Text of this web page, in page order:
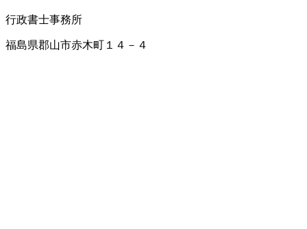
行政書士事務所
福島県郡山市赤木町１４－４